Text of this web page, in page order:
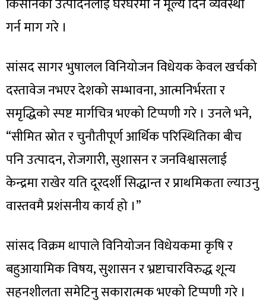
गर्न माग गरे ।
सांसद सागर भुषालल विनियोजन विधेयक केवल खर्चको
दस्तावेज नभएर देशको सम्भावना, आत्मनिर्भरता र
समृद्धिको स्पष्ट मार्गचित्र भएको टिप्पणी गरे । उनले भने,
“सीमित स्रोत र चुनौतीपूर्ण आर्थिक परिस्थितिका बीच
पनि उत्पादन, रोजगारी, सुशासन र जनविश्वासलाई
केन्द्रमा राखेर यति दूरदर्शी सिद्धान्त र प्राथमिकता ल्याउनु
वास्तवमै प्रशंसनीय कार्य हो ।”
सांसद विक्रम थापाले विनियोजन विधेयकमा कृषि र
बहुआयामिक विषय, सुशासन र भ्रष्टाचारविरुद्ध शून्य
सहनशीलता समेटिनु सकारात्मक भएको टिप्पणी गरे ।